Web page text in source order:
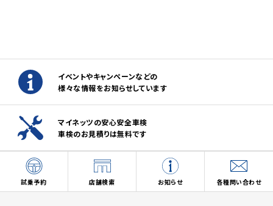
イベントやキャンペーンなどの
様々な情報をお知らせしています
マイネッツの安心安全車検
車検のお見積りは無料です
試乗予約 店舗検索 お知らせ 各種問い合わせ